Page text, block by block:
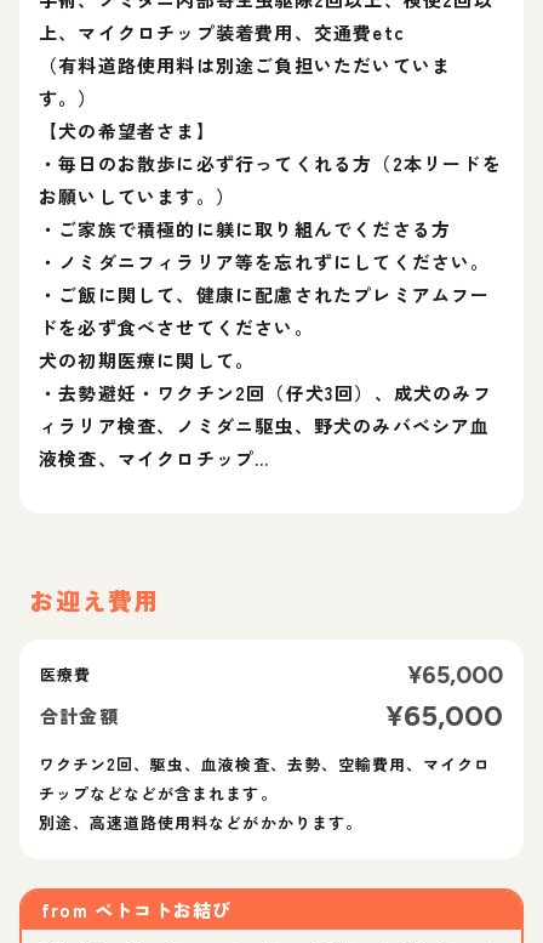
上、マイクロチップ装着費用、交通費etc
（有料道路使用料は別途ご負担いただいていま
す。）
【犬の希望者さま】
・毎日のお散歩に必ず行ってくれる方（2本リードを
お願いしています。）
・ご家族で積極的に躾に取り組んでくださる方
・ノミダニフィラリア等を忘れずにしてください。
・ご飯に関して、健康に配慮されたプレミアムフー
ドを必ず食べさせてください。
犬の初期医療に関して。
・去勢避妊・ワクチン2回（仔犬3回）、成犬のみフ
ィラリア検査、ノミダニ駆虫、野犬のみバベシア血
液検査、マイクロチップ…
お迎え費用
医療費 ¥65,000
合計金額 ¥65,000
ワクチン2回、駆虫、血液検査、去勢、空輸費用、マイクロ
チップなどなどが含まれます。
別途、高速道路使用料などがかかります。
from ペトコトお結び